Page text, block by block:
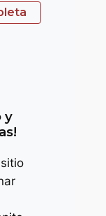
y